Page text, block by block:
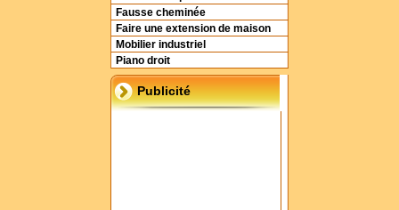
Fausse cheminée
Faire une extension de maison
Mobilier industriel
Piano droit
Publicité